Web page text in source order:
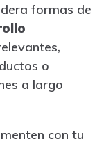
formas de
o
a largo
con tu